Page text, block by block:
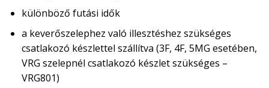
különböző futási idők
a keverőszelephez való illesztéshez szükséges
csatlakozó készlettel szállítva (3F, 4F, 5MG esetében,
VRG szelepnél csatlakozó készlet szükséges –
VRG801)